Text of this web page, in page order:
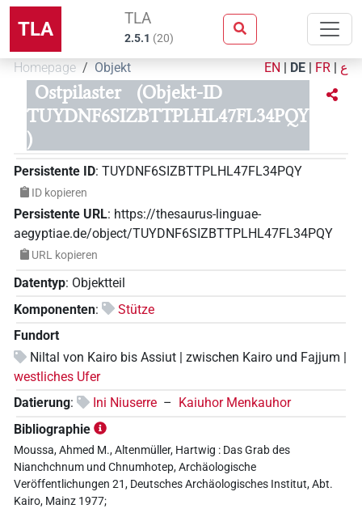
TLA TLA
2.5.1 (20)
Homepage Objekt EN | DE | FR | ع
Ostpilaster
(Objekt-ID
TUYDNF6SIZBTTPLHL47FL34PQY
)
Persistente ID: TUYDNF6SIZBTTPLHL47FL34PQY
ID kopieren
Persistente URL: https://thesaurus-linguae-
aegyptiae.de/object/TUYDNF6SIZBTTPLHL47FL34PQY
URL kopieren
Datentyp: Objektteil
Komponenten:
Stütze
Fundort
Niltal von Kairo bis Assiut | zwischen Kairo und Fajjum |
westliches Ufer
Datierung: Ini Niuserre –
Kaiuhor Menkauhor
Bibliographie
Moussa, Ahmed M., Altenmüller, Hartwig : Das Grab des
Nianchchnum und Chnumhotep, Archäologische
Veröffentlichungen 21, Deutsches Archäologisches Institut, Abt.
Kairo, Mainz 1977;